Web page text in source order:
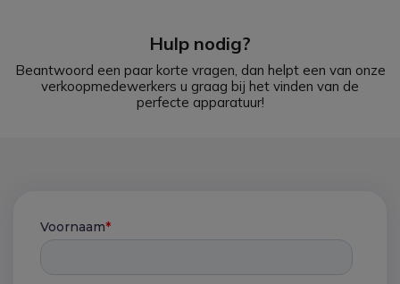
Hulp nodig?
Beantwoord een paar korte vragen, dan helpt een van onze
verkoopmedewerkers u graag bij het vinden van de
perfecte apparatuur!